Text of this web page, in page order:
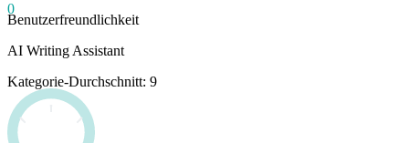
0
Benutzerfreundlichkeit
AI Writing Assistant
Kategorie-Durchschnitt: 9